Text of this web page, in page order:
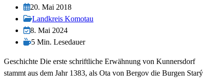
Autor:
Beitrag
veröffentlicht:
20. Mai 2018
Beitrags-
Kategorie:
Landkreis Komotau
Beitrag
zuletzt
am:
8. Mai 2024
Lesedauer:
5 Min. Lesedauer
Geschichte Die erste schriftliche Erwähnung von Kunnersdorf
stammt aus dem Jahr 1383, als Ota von Bergov die Burgen Starý